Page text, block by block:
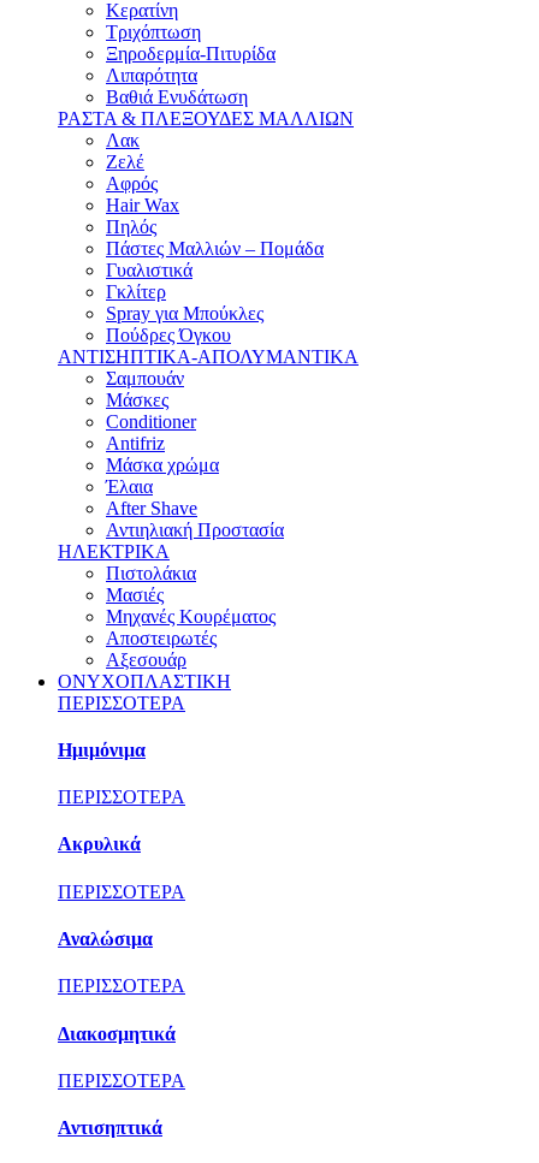
Κερατίνη
Τριχόπτωση
Ξηροδερμία-Πιτυρίδα
Λιπαρότητα
Βαθιά Ενυδάτωση
ΡΑΣΤΑ & ΠΛΕΞΟΥΔΕΣ ΜΑΛΛΙΩΝ
Λακ
Ζελέ
Αφρός
Hair Wax
Πηλός
Πάστες Μαλλιών – Πομάδα
Γυαλιστικά
Γκλίτερ
Spray για Μπούκλες
Πούδρες Όγκου
ΑΝΤΙΣΗΠΤΙΚΑ-ΑΠΟΛΥΜΑΝΤΙΚΑ
Σαμπουάν
Μάσκες
Conditioner
Antifriz
Μάσκα χρώμα
Έλαια
After Shave
Αντιηλιακή Προστασία
ΗΛΕΚΤΡΙΚΑ
Πιστολάκια
Μασιές
Μηχανές Κουρέματος
Αποστειρωτές
Αξεσουάρ
ΟΝΥΧΟΠΛΑΣΤΙΚΗ
ΠΕΡΙΣΣΟΤΕΡΑ
Ημιμόνιμα
ΠΕΡΙΣΣΟΤΕΡΑ
Ακρυλικά
ΠΕΡΙΣΣΟΤΕΡΑ
Αναλώσιμα
ΠΕΡΙΣΣΟΤΕΡΑ
Διακοσμητικά
ΠΕΡΙΣΣΟΤΕΡΑ
Αντισηπτικά